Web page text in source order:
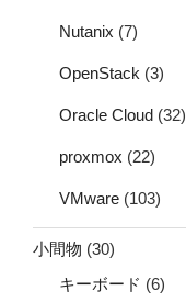
Nutanix (7)
OpenStack (3)
Oracle Cloud (32)
proxmox (22)
VMware (103)
小間物 (30)
キーボード (6)